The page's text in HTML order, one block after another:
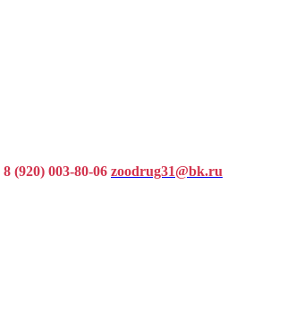
8 (920) 003-80-06 zoodrug31@bk.ru